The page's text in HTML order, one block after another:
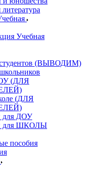
Учебная
студентов (ВЫВОДИМ)
(ДЛЯ
(ДЛЯ
для ДОУ
для ШКОЛЫ
пособия